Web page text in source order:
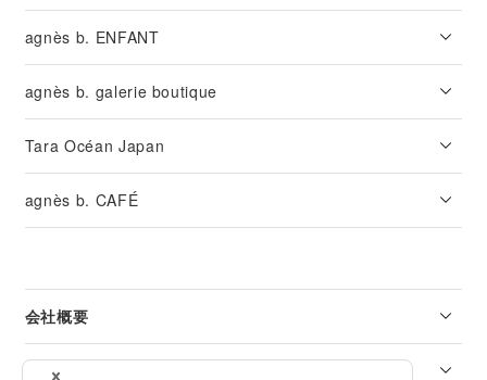
agnès b. ENFANT
agnès b. galerie boutique
Tara Océan Japan
agnès b. CAFÉ
会社概要
リーガル